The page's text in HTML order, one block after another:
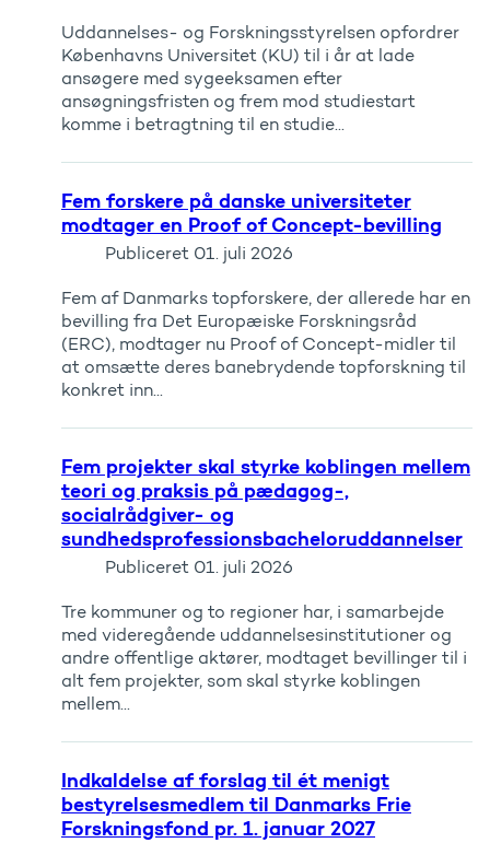
Uddannelses- og Forskningsstyrelsen opfordrer
Københavns Universitet (KU) til i år at lade
ansøgere med sygeeksamen efter
ansøgningsfristen og frem mod studiestart
komme i betragtning til en studie...
Fem forskere på danske universiteter
modtager en Proof of Concept-bevilling
Publiceret 01. juli 2026
Fem af Danmarks topforskere, der allerede har en
bevilling fra Det Europæiske Forskningsråd
(ERC), modtager nu Proof of Concept-midler til
at omsætte deres banebrydende topforskning til
konkret inn...
Fem projekter skal styrke koblingen mellem
teori og praksis på pædagog-,
socialrådgiver- og
sundhedsprofessionsbacheloruddannelser
Publiceret 01. juli 2026
Tre kommuner og to regioner har, i samarbejde
med videregående uddannelsesinstitutioner og
andre offentlige aktører, modtaget bevillinger til i
alt fem projekter, som skal styrke koblingen
mellem...
Indkaldelse af forslag til ét menigt
bestyrelsesmedlem til Danmarks Frie
Forskningsfond pr. 1. januar 2027